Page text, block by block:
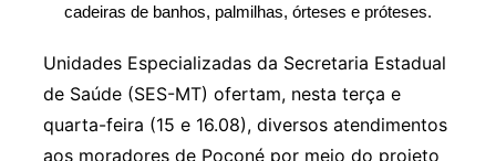
cadeiras de banhos, palmilhas, órteses e próteses.
Unidades Especializadas da Secretaria Estadual
de Saúde (SES-MT) ofertam, nesta terça e
quarta-feira (15 e 16.08), diversos atendimentos
aos moradores de Poconé por meio do projeto